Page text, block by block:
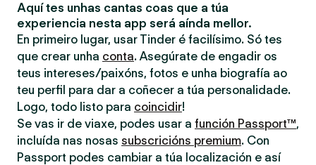
Aquí tes unhas cantas coas que a túa
experiencia nesta app será aínda mellor.
En primeiro lugar, usar Tinder é facilísimo. Só tes
que crear unha conta. Asegúrate de engadir os
teus intereses/paixóns, fotos e unha biografía ao
teu perfil para dar a coñecer a túa personalidade.
Logo, todo listo para coincidir!
Se vas ir de viaxe, podes usar a función Passport™,
incluída nas nosas subscricións premium. Con
Passport podes cambiar a túa localización e así